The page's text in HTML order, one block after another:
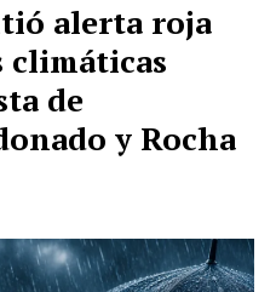
alerta roja
climáticas
de
y Rocha